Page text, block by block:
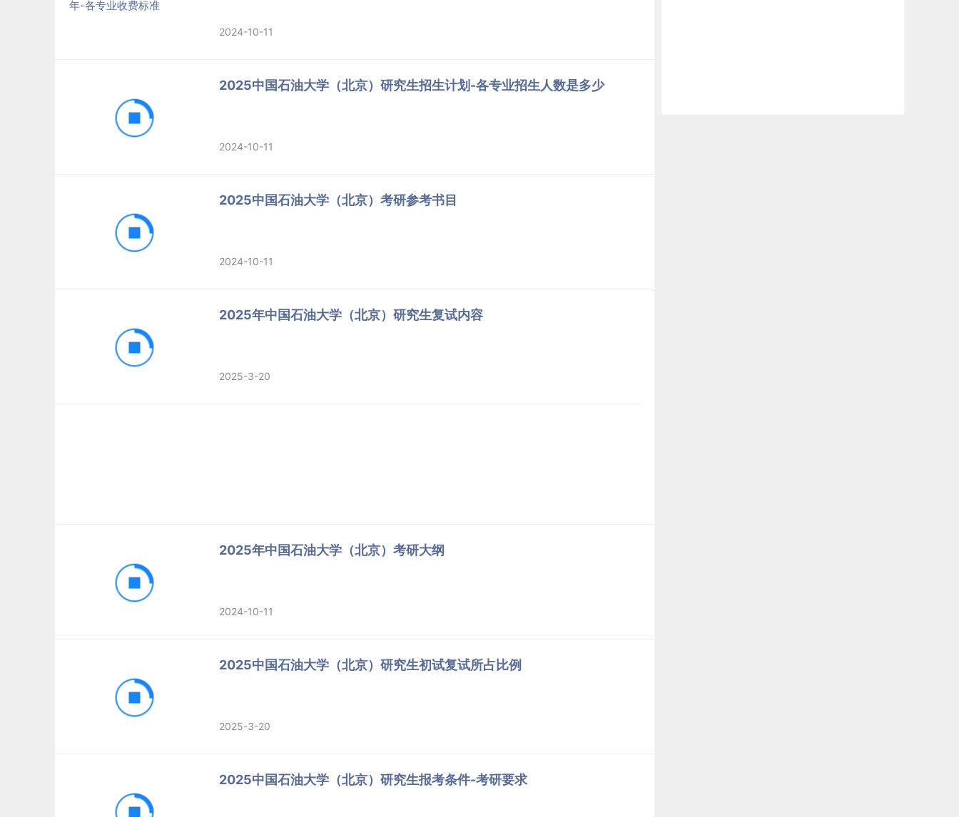
2024-10-11
2025中国石油大学（北京）研究生招生计划-各专业招生人数是多少
2024-10-11
2025中国石油大学（北京）考研参考书目
2024-10-11
2025年中国石油大学（北京）研究生复试内容
2025-3-20
2025年中国石油大学（北京）考研大纲
2024-10-11
2025中国石油大学（北京）研究生初试复试所占比例
2025-3-20
2025中国石油大学（北京）研究生报考条件-考研要求